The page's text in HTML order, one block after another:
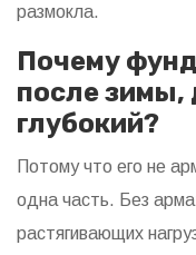
размокла.
Почему
после зимы,
глубокий?
Потому что его не
одна часть. Без
растягивающих